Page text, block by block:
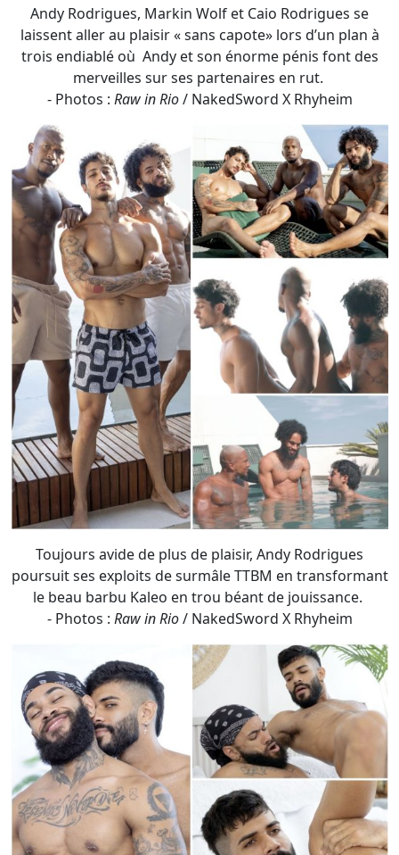
Toujours avide de plus de plaisir, Andy Rodrigues
poursuit ses exploits de surmâle TTBM en transformant
le beau barbu Kaleo en trou béant de jouissance.
- Photos :Raw in Rio/ NakedSword X Rhyheim